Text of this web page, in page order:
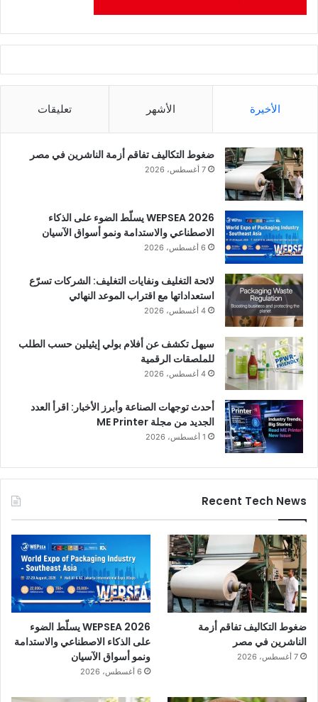
الأخيرة الأشهر تعليقات
ضغوط التكاليف تفاقم أزمة الناشرين في مصر
7 أغسطس، 2026
WEPSEA 2026 يسلّط الضوء على الذكاء
الاصطناعي والاستدامة ونمو أسواق الآسيان
6 أغسطس، 2026
لائحة التغليف ونفايات التغليف: الشركات تسرّع
استعداداتها مع اقتراب الموعد النهائي
4 أغسطس، 2026
سيهل تكشف عن أفلام بولي إيثيلين حسب الطلب
للملصقات الرقمية
4 أغسطس، 2026
أحدث توجهات الصناعة وأبرز الأخبار: اقرأ العدد
الجديد من مجلة ME Printer
1 أغسطس، 2026
Recent Tech News
ضغوط التكاليف تفاقم أزمة
الناشرين في مصر
7 أغسطس، 2026
WEPSEA 2026 يسلّط الضوء
على الذكاء الاصطناعي والاستدامة
ونمو أسواق الآسيان
6 أغسطس، 2026